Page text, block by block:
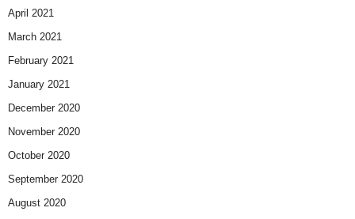
April 2021
March 2021
February 2021
January 2021
December 2020
November 2020
October 2020
September 2020
August 2020